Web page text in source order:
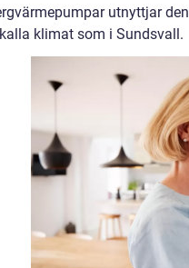
utnyttjar
klimat som i Sundsvall.